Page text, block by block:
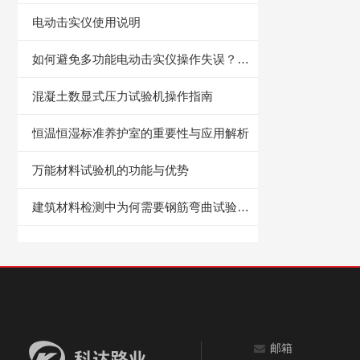
电动击实仪使用说明
如何避免多功能电动击实仪操作失误？关键步骤与常见问题解析
混凝土数显式压力试验机操作指南
恒温恒湿标准养护室的重要性与应用解析
万能材料试验机的功能与优势
建筑材料检测中为何需要钢筋弯曲试验机？
邮箱